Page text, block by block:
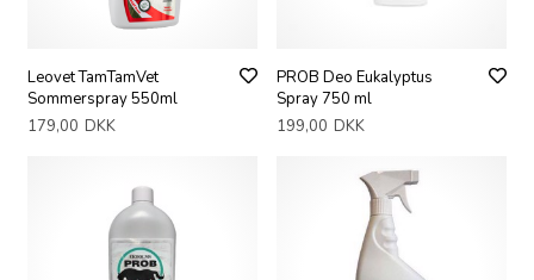
Leovet TamTamVet
Sommerspray 550ml
179,00 DKK
PROB Deo Eukalyptus
Spray 750 ml
199,00 DKK